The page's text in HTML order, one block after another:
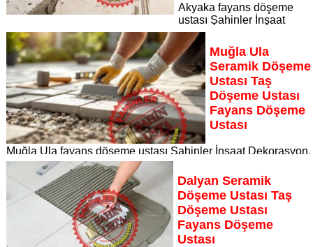
Akyaka fayans döşeme
ustası Şahinler İnşaat
Dekorasyon, zeminlerinizi sanat eseri gibi işleyen uzman
kadrosuyla Akyaka bölgesine özel hizmet sunuyor Akyaka
seramik döşeme ustası taş döşeme ustası fayans döşeme
ustası
Sayfaya Git
Muğla Ula
Seramik Döşeme
Ustası Taş
Döşeme Ustası
Fayans Döşeme
Ustası
Muğla Ula fayans döşeme ustası Şahinler İnşaat Dekorasyon,
zeminlerinizi sanat eseri gibi işleyen uzman kadrosuyla Muğla
Ula bölgesine özel hizmet sunuyor
Sayfaya Git
Dalyan Seramik
Döşeme Ustası Taş
Döşeme Ustası
Fayans Döşeme
Ustası